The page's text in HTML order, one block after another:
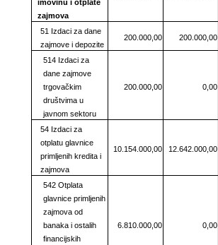
imovinu i otplate
zajmova
51 Izdaci za dane
zajmove i depozite
200.000,00 200.000,00
514 Izdaci za
dane zajmove
trgovačkim
društvima u
javnom sektoru
200.000,00 0,00
54 Izdaci za
otplatu glavnice
primljenih kredita i
zajmova
10.154.000,00 12.642.000,00
542 Otplata
glavnice primljenih
zajmova od
banaka i ostalih
financijskih
6.810.000,00 0,00